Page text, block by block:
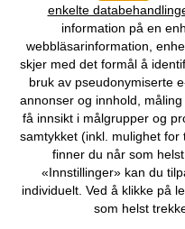
Kjøpsvilkår
©
enkelte
information på en
webbläsarinformation,
skjer med det formål å
bruk av pseudonymiserte
annonser og innhold,
få innsikt i målgrupper og
samtykket (inkl. mulighet
finner du når som helst
«Innstillinger» kan du
individuelt. Ved å klikke på
som helst